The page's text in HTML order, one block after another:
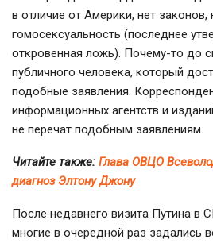
в отличие от Америки, нет
гомосексуальность (последнее
откровенная ложь). Почему-то до
публичного человека, который
подобные заявления.
информационных агентств и
не перечат подобным заявлениям.
Читайте также: Глава ОВЦО
диагноз Элтону Джону
После недавнего визита Путина в
многие в очередной раз задались